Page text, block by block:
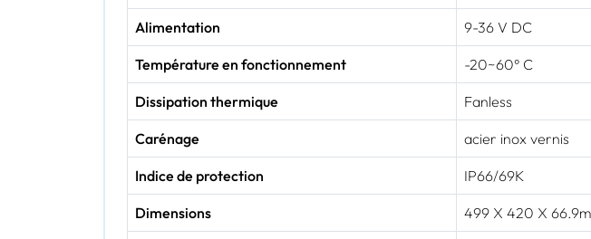
Alimentation 9-36 V DC
Température en fonctionnement -20~60° C
Dissipation thermique Fanless
Carénage acier inox vernis
Indice de protection IP66/69K
Dimensions 499 X 420 X